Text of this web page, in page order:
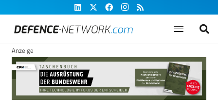
Anzeige